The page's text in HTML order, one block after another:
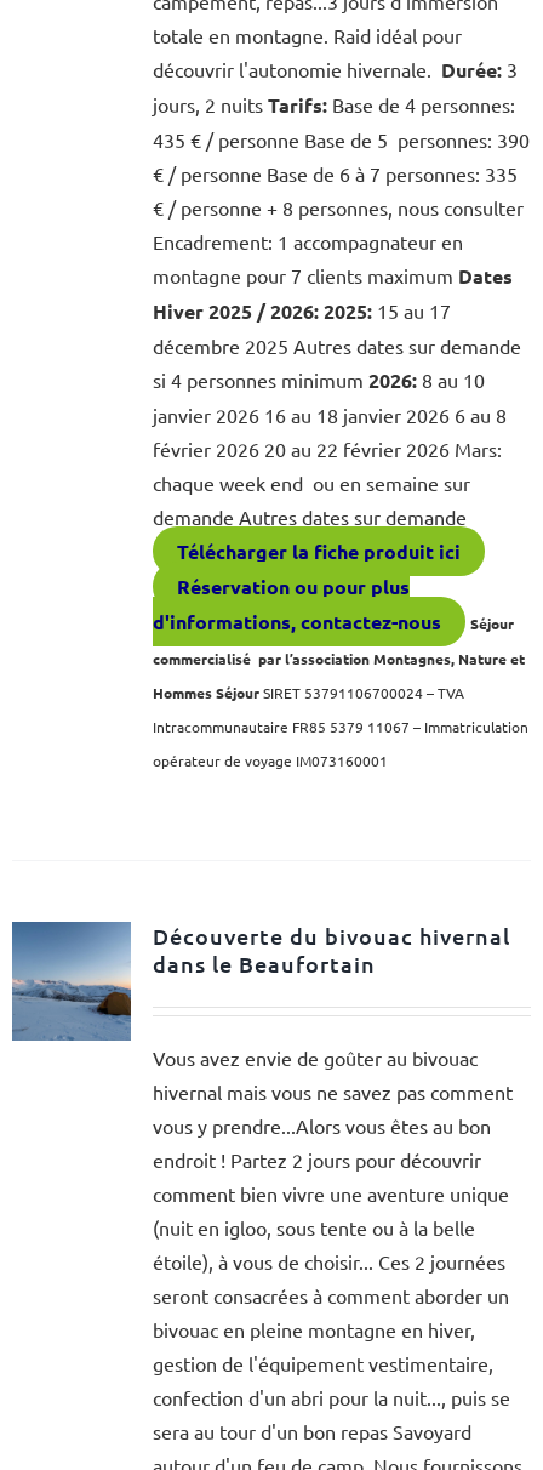
totale en montagne. Raid idéal pour
découvrir l'autonomie hivernale.
Durée:3
jours, 2 nuits Tarifs:Base de 4 personnes:
435 € / personne Base de 5 personnes: 390
€ / personne Base de 6 à 7 personnes: 335
€ / personne + 8 personnes, nous consulter
Encadrement: 1 accompagnateur en
montagne pour 7 clients maximum Dates
Hiver 2025 / 2026: 2025:15 au 17
décembre 2025 Autres dates sur demande
si 4 personnes minimum 2026:8 au 10
janvier 2026 16 au 18 janvier 2026 6 au 8
février 2026 20 au 22 février 2026 Mars:
chaque week end ou en semaine sur
demande Autres dates sur demande
Télécharger la fiche produit ici
Réservation ou pour plus
d'informations, contactez-nous
Séjour
commercialisé par l’association Montagnes, Nature et
Hommes SéjourSIRET 53791106700024 – TVA
Intracommunautaire FR85 5379 11067 – Immatriculation
opérateur de voyage IM073160001
Découverte du bivouac hivernal
dans le Beaufortain
Vous avez envie de goûter au bivouac
hivernal mais vous ne savez pas comment
vous y prendre...Alors vous êtes au bon
endroit ! Partez 2 jours pour découvrir
comment bien vivre une aventure unique
(nuit en igloo, sous tente ou à la belle
étoile), à vous de choisir... Ces 2 journées
seront consacrées à comment aborder un
bivouac en pleine montagne en hiver,
gestion de l'équipement vestimentaire,
confection d'un abri pour la nuit..., puis se
sera au tour d'un bon repas Savoyard
autour d'un feu de camp. Nous fournissons